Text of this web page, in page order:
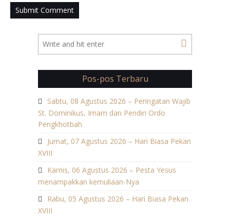
Pos-pos Terbaru
Sabtu, 08 Agustus 2026 – Peringatan Wajib
St. Dominikus, Imam dan Pendiri Ordo
Pengkhotbah
Jumat, 07 Agustus 2026 – Hari Biasa Pekan
XVIII
Kamis, 06 Agustus 2026 – Pesta Yesus
menampakkan kemuliaan-Nya
Rabu, 05 Agustus 2026 – Hari Biasa Pekan
XVIII